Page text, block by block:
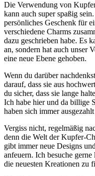
Die Verwendung von‌
kann auch super ⁢spaßig
persönliches ⁢Geschenk für
verschiedene Charms
dazu geschrieben habe. Es
an, ​sondern hat auch ⁢unser
eine neue Ebene gehoben.
Wenn du darüber
darauf, dass sie aus‍
du ‍sicher,‌ dass ​sie lange
‌Ich habe ⁤hier und da ​billige
⁢haben ⁣sich immer‌
Vergiss nicht, regelmäßig
denn die Welt der Kupfer-
gibt‌ immer neue⁤ Designs
anfeuern. Ich besuche
die neuesten Kreationen⁢ zu